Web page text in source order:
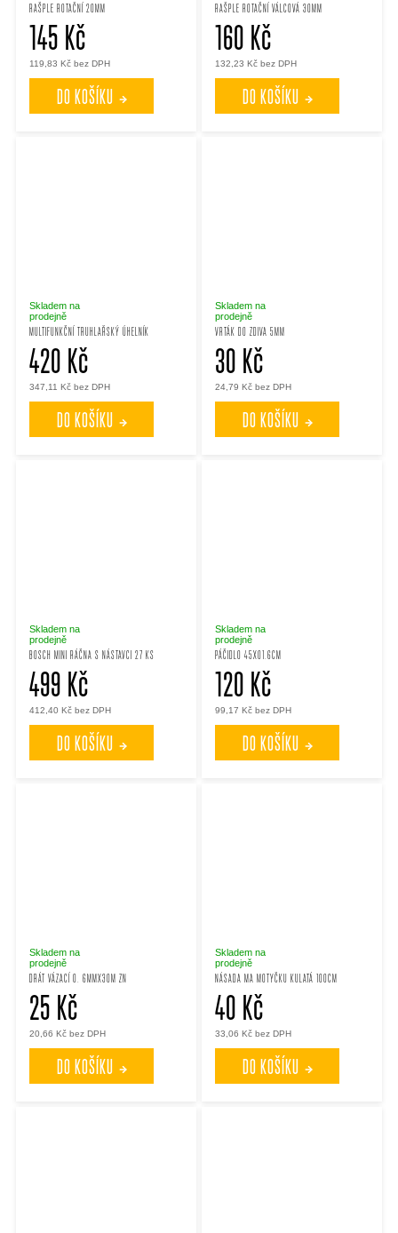
RAŠPLE ROTAČNÍ 20MM
119,83 Kč bez DPH
145 Kč
DO KOŠÍKU
RAŠPLE ROTAČNÍ VÁLCOVÁ 30MM
132,23 Kč bez DPH
160 Kč
DO KOŠÍKU
MULTIFUNKČNÍ TRUHLAŘSKÝ ÚHELNÍK
Skladem na
prodejně
347,11 Kč bez DPH
420 Kč
DO KOŠÍKU
VRTÁK DO ZDIVA 5MM
Skladem na
prodejně
24,79 Kč bez DPH
30 Kč
DO KOŠÍKU
BOSCH MINI RÁČNA S NÁSTAVCI 27 KS
Skladem na
prodejně
412,40 Kč bez DPH
499 Kč
DO KOŠÍKU
PÁČIDLO 45X01.6CM
Skladem na
prodejně
99,17 Kč bez DPH
120 Kč
DO KOŠÍKU
DRÁT VÁZACÍ 0. 6MMX30M ZN
Skladem na
prodejně
20,66 Kč bez DPH
25 Kč
DO KOŠÍKU
NÁSADA MA MOTYČKU KULATÁ 100CM
Skladem na
prodejně
33,06 Kč bez DPH
40 Kč
DO KOŠÍKU